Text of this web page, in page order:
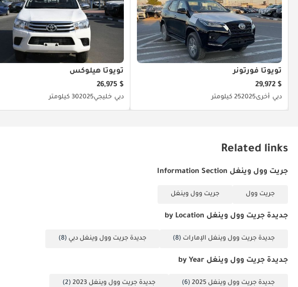
تويوتا فورتونر
$ 29,972
دبي أخرى202525 كيلومتر
تويوتا هيلوكس
$ 26,975
دبي خليجي202530 كيلومتر
Related links
جريت وول وينغل Information Section
جريت وول جريت وول وينغل
جديدة جريت وول وينغل by Location
جديدة جريت وول وينغل الإمارات (8) جديدة جريت وول وينغل دبي (8)
جديدة جريت وول وينغل by Year
جديدة جريت وول وينغل 2025 (6) جديدة جريت وول وينغل 2023 (2)